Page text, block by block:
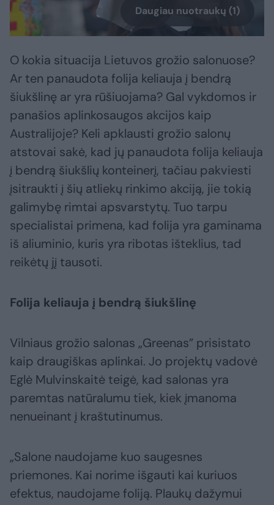
Daugiau nuotraukų (1)
O kokia situacija Lietuvos grožio salonuose?
Ar ten panaudota folija keliauja į bendrą
šiukšlinę ar yra rūšiuojama? Gal vykdomos ir
panašios aplinkosaugos akcijos kaip
Australijoje? Keli apklausti grožio salonų
atstovai sakė, kad jų panaudota folija keliauja
į bendrą šiukšlių konteinerį, tačiau pakviesti
įsitraukti į šių atliekų rinkimo akciją, jie tokią
galimybę rimtai apsvarstytų. Tuo tarpu
specialistai primena, kad folija yra gaminama
iš aliuminio, kuris yra ribotas išteklius, tad
reikėtų jį tausoti.
Folija keliauja į bendrą šiukšlinę
Vilniaus grožio salonas „Greenas” prisistato
kaip draugiškas aplinkai. Jo projektų vadovė
Eglė Mulvinskaitė teigė, kad salonas yra
paremtas natūralumu tiek, kiek įmanoma
nenueinant į kraštutinumus.
„Salone naudojame kuo saugesnes
priemones. Kai norime išgauti kai kuriuos
efektus, naudojame foliją. Plaukų dažymui